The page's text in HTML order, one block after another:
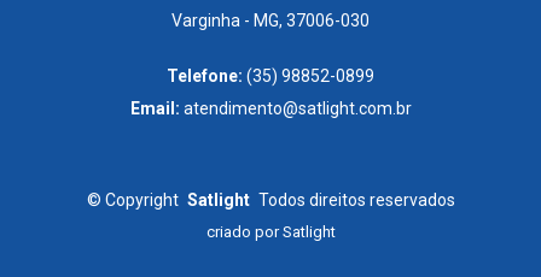
Varginha - MG, 37006-030
Telefone: (35) 98852-0899
Email: atendimento@satlight.com.br
© Copyright Satlight Todos direitos reservados
criado porSatlight